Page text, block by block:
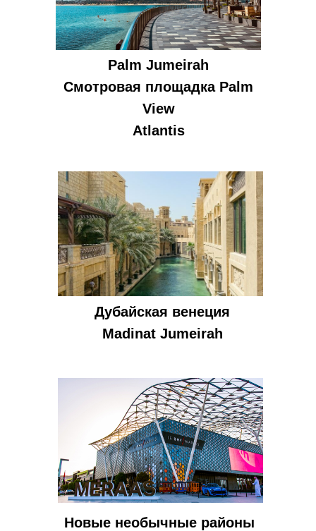
Дубайская венеция
Madinat Jumeirah
Palm Jumeirah
Смотровая площадка Palm
View
Atlantis
Новые необычные районы